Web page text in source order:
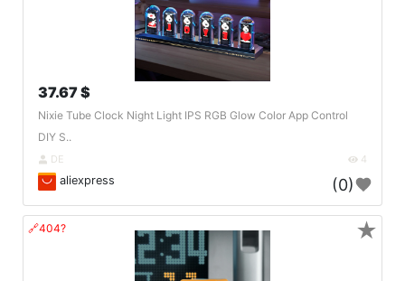
37.67 $
Nixie Tube Clock Night Light IPS RGB Glow Color App Control
DIY S..
DE 4
aliexpress (0)
🔗404? ★